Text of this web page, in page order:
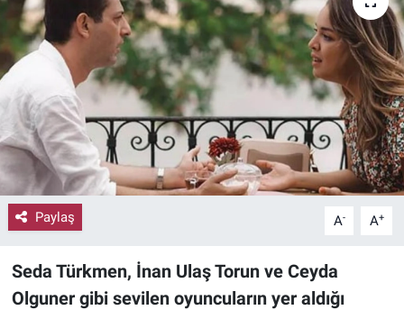
Paylaş A- A+
Seda Türkmen, İnan Ulaş Torunve Ceyda
Olgunergibi sevilen oyuncuların yer aldığı